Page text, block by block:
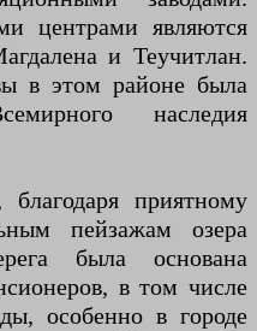
центрами являются
и Теучитлан.
в этом районе была
наследия
приятному
пейзажам озера
была основана
в том числе
особенно в городе